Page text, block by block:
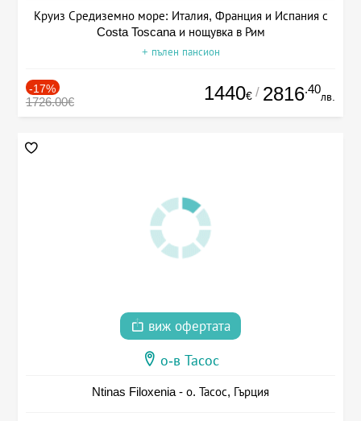
Круиз Средиземно море: Италия, Франция и Испания с
Costa Toscana и нощувка в Рим
+ пълен пансион
-17%
1726.00€ 1440€ / 2816.40
лв.
виж офертата
о-в Тасос
Ntinas Filoxenia - о. Тасос, Гърция